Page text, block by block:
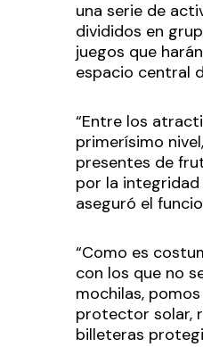
una serie de
divididos en
juegos que
espacio central
“Entre los
primerísimo
presentes de
por la
aseguró el
“Como es
con los que no
mochilas,
protector solar,
billeteras